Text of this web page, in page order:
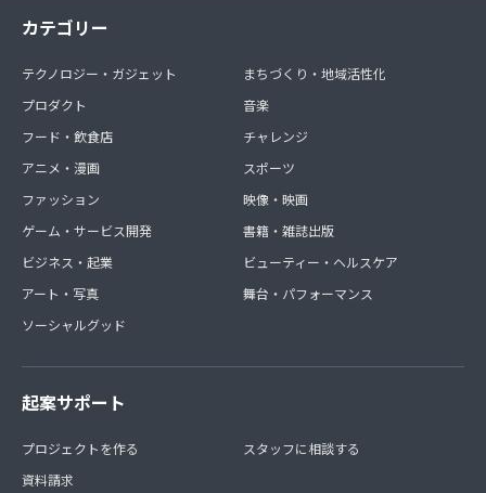
カテゴリー
テクノロジー・ガジェット
プロダクト
フード・飲食店
アニメ・漫画
ファッション
ゲーム・サービス開発
ビジネス・起業
アート・写真
ソーシャルグッド
まちづくり・地域活性化
音楽
チャレンジ
スポーツ
映像・映画
書籍・雑誌出版
ビューティー・ヘルスケア
舞台・パフォーマンス
起案サポート
プロジェクトを作る
資料請求
スタッフに相談する